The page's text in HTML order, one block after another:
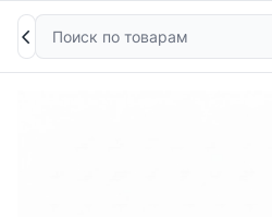
Поиск